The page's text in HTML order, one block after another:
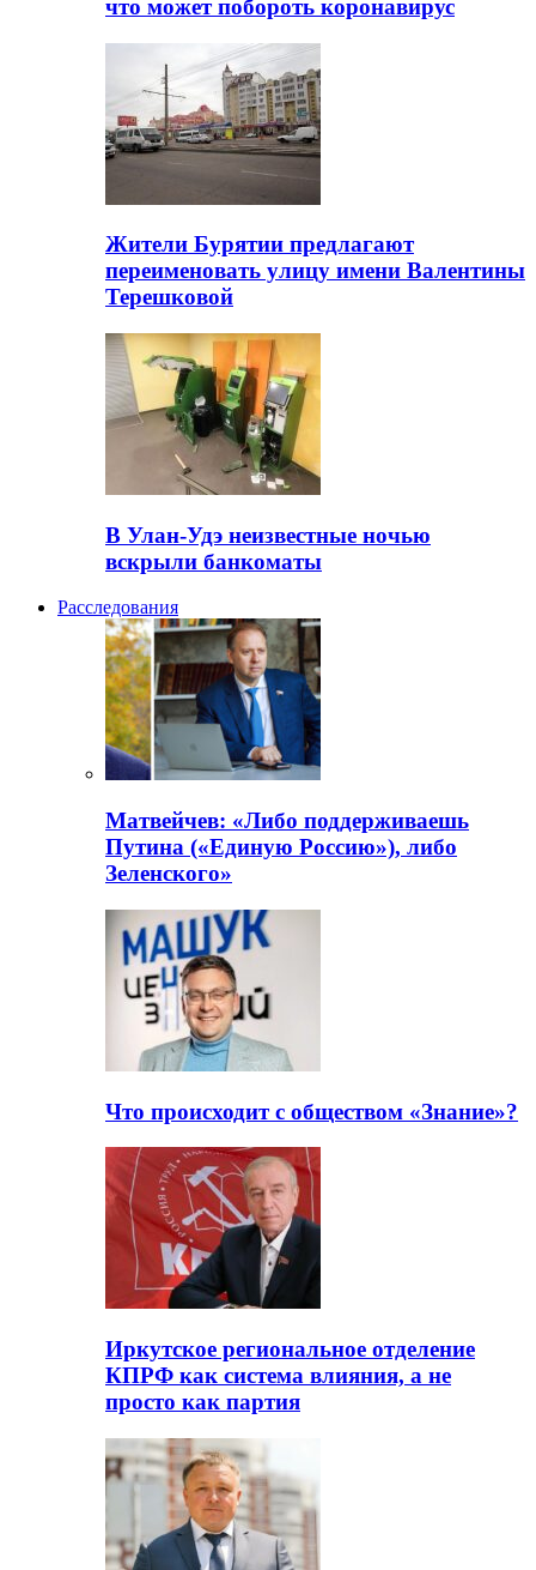
что может побороть коронавирус
Жители Бурятии предлагают
переименовать улицу имени Валентины
Терешковой
В Улан-Удэ неизвестные ночью
вскрыли банкоматы
Расследования
Матвейчев: «Либо поддерживаешь
Путина («Единую Россию»), либо
Зеленского»
Что происходит с обществом «Знание»?
Иркутское региональное отделение
КПРФ как система влияния, а не
просто как партия